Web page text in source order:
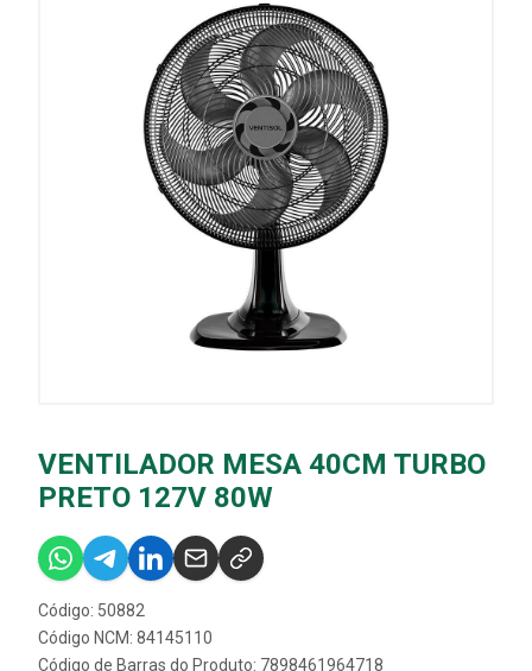
VENTILADOR MESA 40CM TURBO
PRETO 127V 80W
Código: 50882
Código NCM: 84145110
Código de Barras do Produto: 7898461964718